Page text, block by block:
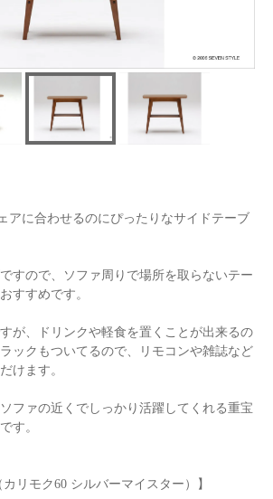
アに合わせるのにぴったりなサイドテーブ
すので、ソファ周りで場所を取らないテー
すすめです。
が、ドリンクや軽食を置くことが出来るの
ックもついてるので、リモコンや雑誌など
けます。
ファの近くでしっかり活躍してくれる重宝
す。
カリモク60 シルバーマイスター）】